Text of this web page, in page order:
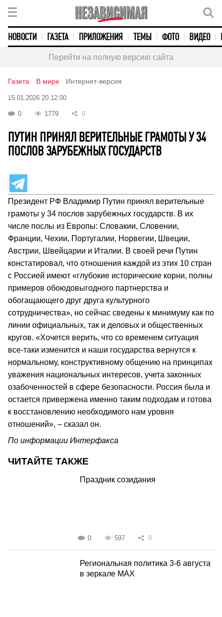
НОВОСТИ ГАЗЕТА ПРИЛОЖЕНИЯ ТЕМЫ ФОТО ВИДЕО
Перейти на полную версию сайта
Газета В мире Интернет-версия
15.01.2026 20:12:00
0 1779 0
ПУТИН ПРИНЯЛ ВЕРИТЕЛЬНЫЕ ГРАМОТЫ У 34
ПОСЛОВ ЗАРУБЕЖНЫХ ГОСУДАРСТВ
Президент РФ Владимир Путин принял верительные
грамоты у 34 послов зарубежных государств. В их
числе послы из Европы: Словакии, Словении,
Франции, Чехии, Португалии, Норвегии, Швеции,
Австрии, Швейцарии и Италии. В своей речи Путин
констатировал, что отношения каждой из этих 10 стран
с Россией имеют «глубокие исторические корни, полны
примеров обоюдовыгодного партнерства и
обогащающего друг друга культурного
сотрудничества», но сейчас сведены к минимуму как по
линии официальных, так и деловых и общественных
кругов. «Хочется верить, что со временем ситуация
все-таки изменится и наши государства вернутся к
нормальному, конструктивному общению на принципах
уважения национальных интересов, учета законных
озабоченностей в сфере безопасности. Россия была и
остается привержена именно таким подходам и готова
к восстановлению необходимого нам уровня
отношений», – сказал он.
По информации Интерфакса
ЧИТАЙТЕ ТАКЖЕ
Праздник созидания
0 597 0
Региональная политика 3-6 августа
в зеркале MAX